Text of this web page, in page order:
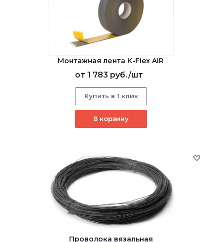
Монтажная лента K-Flex AIR
от 1 783 руб./шт
Купить в 1 клик
В корзину
Проволока вязальная